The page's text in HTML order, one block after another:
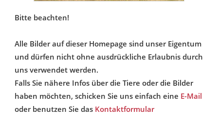
Bitte beachten!
Alle Bilder auf dieser Homepage sind unser Eigentum
und dürfen nicht ohne ausdrückliche Erlaubnis durch
uns verwendet werden.
Falls Sie nähere Infos über die Tiere oder die Bilder
haben möchten, schicken Sie uns einfach eine E-Mail
oder benutzen Sie das Kontaktformular